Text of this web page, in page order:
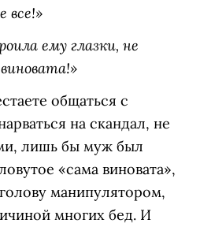
все!»
ему глазки, не
общаться с
на скандал, не
лишь бы муж был
«сама виновата»,
манипулятором,
многих бед. И